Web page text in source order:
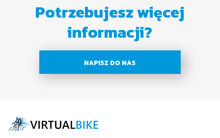
Potrzebujesz więcej
informacji?
NAPISZ DO NAS